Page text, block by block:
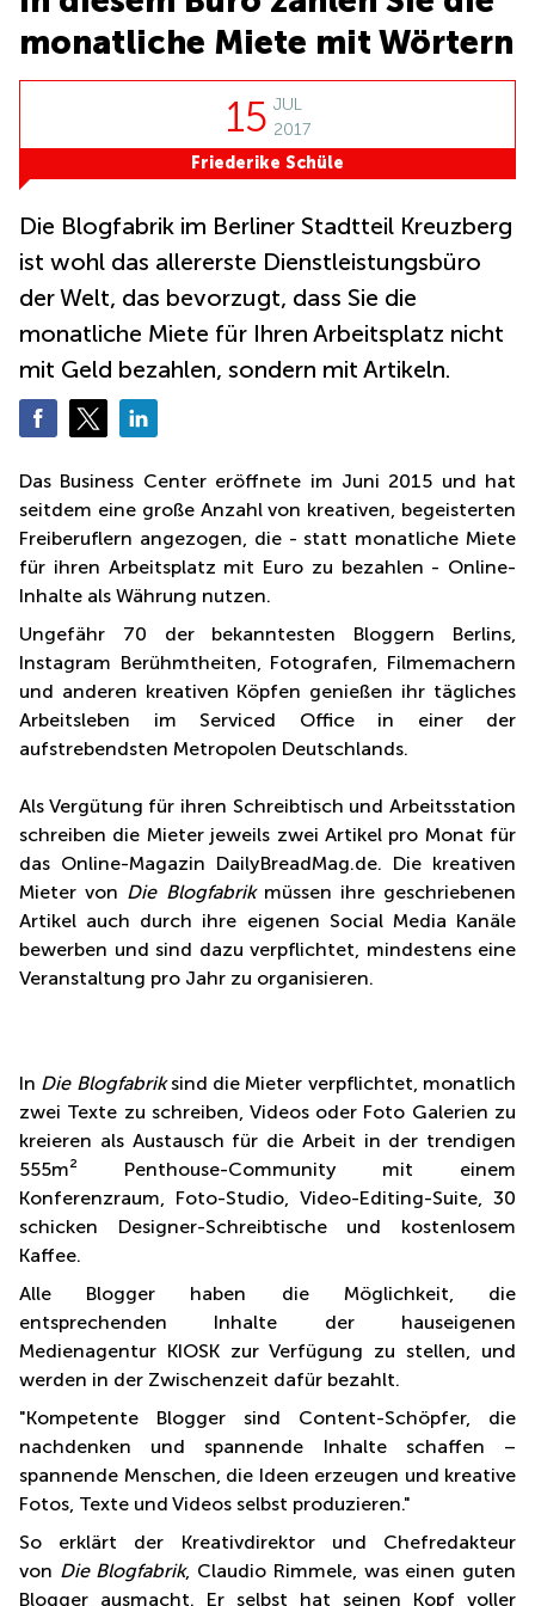
mieten
Zürich
Zug
Coworking
Luzern
Coworking
Lugano
Coworking
Business
Center
Zürich
Business
Genf
Business
Center
Zug
Business
Basel
Business
Center
Luzern
Thurgauerstrasse
40 8050 Zürich
28 Zug
Strasse
6 Zug
Gubelstrasse
Gotthardstrasse
26 6300 Zug
Oberallmendstrasse
18 6300 Zug
Aeschengraben
29 4051 Basel
Rathausstrasse
14 6340 Baar
Turmstrasse
18
Steinhausen
Suurstoffi
37 6343
Rotkreuz
monatliche Miete mit Wörtern
15 JUL
2017
Friederike Schüle
Die Blogfabrik im Berliner Stadtteil Kreuzberg
ist wohl das allererste Dienstleistungsbüro
der Welt, das bevorzugt, dass Sie die
monatliche Miete für Ihren Arbeitsplatz nicht
mit Geld bezahlen, sondern mit Artikeln.
Das Business Center eröffnete im Juni 2015 und hat
seitdem eine große Anzahl von kreativen, begeisterten
Freiberuflern angezogen, die - statt monatliche Miete
für ihren Arbeitsplatz mit Euro zu bezahlen - Online-
Inhalte als Währung nutzen.
Ungefähr 70 der bekanntesten Bloggern Berlins,
Instagram Berühmtheiten, Fotografen, Filmemachern
und anderen kreativen Köpfen genießen ihr tägliches
Arbeitsleben im Serviced Office in einer der
aufstrebendsten Metropolen Deutschlands.
Als Vergütung für ihren Schreibtisch und Arbeitsstation
schreiben die Mieter jeweils zwei Artikel pro Monat für
das Online-Magazin DailyBreadMag.de. Die kreativen
Mieter von Die Blogfabrikmüssen ihre geschriebenen
Artikel auch durch ihre eigenen Social Media Kanäle
bewerben und sind dazu verpflichtet, mindestens eine
Veranstaltung pro Jahr zu organisieren.
In Die Blogfabriksind die Mieter verpflichtet, monatlich
zwei Texte zu schreiben, Videos oder Foto Galerien zu
kreieren als Austausch für die Arbeit in der trendigen
555m² Penthouse-Community mit einem
Konferenzraum, Foto-Studio, Video-Editing-Suite, 30
schicken Designer-Schreibtische und kostenlosem
Kaffee.
Alle Blogger haben die Möglichkeit, die
entsprechenden Inhalte der hauseigenen
Medienagentur KIOSK zur Verfügung zu stellen, und
werden in der Zwischenzeit dafür bezahlt.
"Kompetente Blogger sind Content-Schöpfer, die
nachdenken und spannende Inhalte schaffen –
spannende Menschen, die Ideen erzeugen und kreative
Fotos, Texte und Videos selbst produzieren."
So erklärt der Kreativdirektor und Chefredakteur
von Die Blogfabrik, Claudio Rimmele, was einen guten
Blogger ausmacht. Er selbst hat seinen Kopf voller